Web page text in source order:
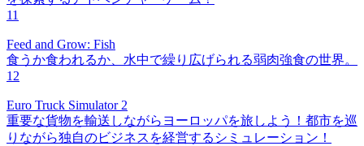
11
Feed and Grow: Fish
食うか食われるか、水中で繰り広げられる弱肉強食の世界。
12
Euro Truck Simulator 2
重要な貨物を輸送しながらヨーロッパを旅しよう！都市を巡
りながら独自のビジネスを経営するシミュレーション！